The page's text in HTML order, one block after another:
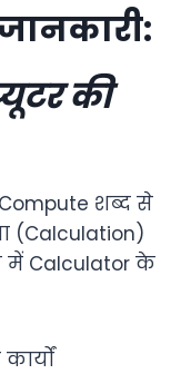
की
शब्द से
(Calculation)
में Calculator के